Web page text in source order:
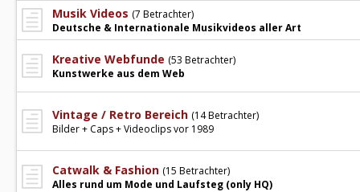
Musik Videos (7 Betrachter)
Deutsche & Internationale Musikvideos aller Art
Kreative Webfunde (53 Betrachter)
Kunstwerke aus dem Web
Vintage / Retro Bereich (14 Betrachter)
Bilder + Caps + Videoclips vor 1989
Catwalk & Fashion (15 Betrachter)
Alles rund um Mode und Laufsteg (only HQ)